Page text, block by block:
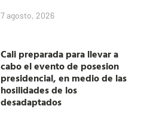
7 agosto, 2026
Cali preparada para llevar a
cabo el evento de posesion
presidencial, en medio de las
hosilidades de los
desadaptados